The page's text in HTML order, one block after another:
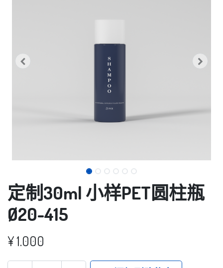
定制30ml 小样PET圆柱瓶
Ø20-415
¥1.000